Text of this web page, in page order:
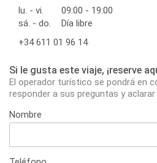
lu. - vi.
09:00 - 19:00
sá. - do.
Día libre
+34 611 01 96 14
Si le gusta este viaje, ¡reserve
El operador turístico se pondrá en
responder a sus preguntas y
Nombre